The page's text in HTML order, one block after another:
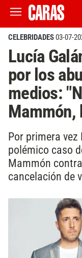
CELEBRIDADES03-07-
Lucía
por los
medios:
Mammón,
Por primera
polémico caso
Mammón
cancelación de